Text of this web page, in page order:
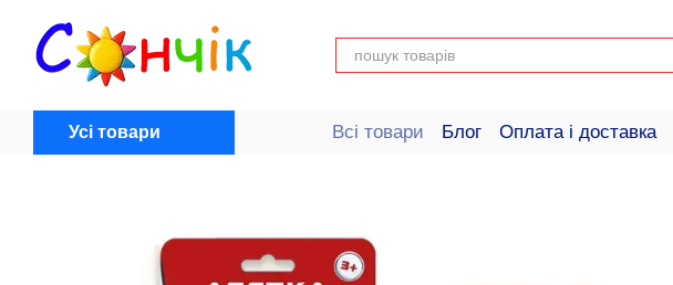
Усі товари Всі товари Блог Оплата і доставка